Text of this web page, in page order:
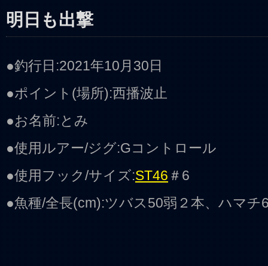
明日も出撃
●釣行日:2021年10月30日
●ポイント(場所):西播波止
●お名前:とみ
●使用ルアー/ジグ:Gコントロール
●使用フック/サイズ:ST46＃6
●魚種/全長(cm):ツバス50弱２本、ハマチ